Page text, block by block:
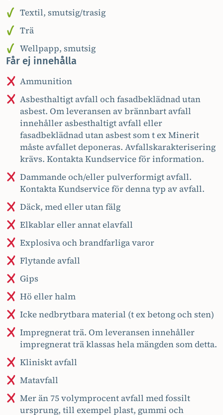
Textil, smutsig/trasig
Trä
Wellpapp, smutsig
Får ej innehålla
Ammunition
Asbesthaltigt avfall och fasadbeklädnad utan
asbest. Om leveransen av brännbart avfall
innehåller asbesthaltigt avfall eller
fasadbeklädnad utan asbest som t ex Minerit
måste avfallet deponeras. Avfallskarakterisering
krävs. Kontakta Kundservice för information.
Dammande och/eller pulverformigt avfall.
Kontakta Kundservice för denna typ av avfall.
Däck, med eller utan fälg
Elkablar eller annat elavfall
Explosiva och brandfarliga varor
Flytande avfall
Gips
Hö eller halm
Icke nedbrytbara material (t ex betong och sten)
Impregnerat trä. Om leveransen innehåller
impregnerat trä klassas hela mängden som detta.
Kliniskt avfall
Matavfall
Mer än 75 volymprocent avfall med fossilt
ursprung, till exempel plast, gummi och